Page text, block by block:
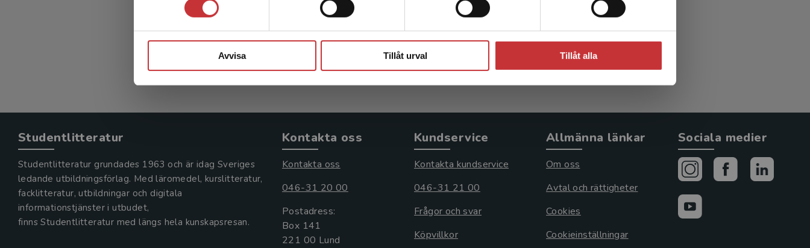
Avvisa Tillåt urval Tillåt alla
Herlofson, Jörgen m.fl. (red.)
1 134 krinkl. moms
Exkl. moms: 1 070 kr
Herlofson, Jörgen m.fl. (red.)
722 krinkl. moms
Exkl. moms: 681 kr
Studentlitteratur
Studentlitteratur grundades 1963 och är idag Sveriges
ledande utbildningsförlag. Med läromedel, kurslitteratur,
facklitteratur, utbildningar och digitala
informationstjänster i utbudet,
finns Studentlitteratur med längs hela kunskapsresan.
Kontakta oss
Kontakta oss
046-31 20 00
Postadress:
Box 141
221 00 Lund
Kundservice
Kontakta kundservice
046-31 21 00
Frågor och svar
Köpvillkor
Allmänna länkar
Om oss
Avtal och rättigheter
Cookies
Cookieinställningar
Sociala medier